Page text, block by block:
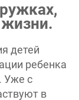
детей
ребенка
Уже с
в